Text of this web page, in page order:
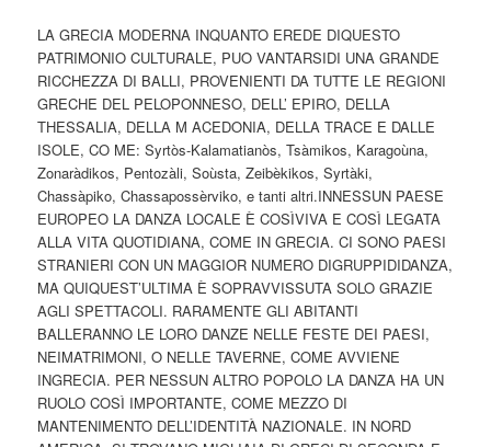
LA GRECIA MODERNA INQUANTO EREDE DIQUESTO
PATRIMONIO CULTURALE, PUO VANTARSIDI UNA GRANDE
RICCHEZZA DI BALLI, PROVENIENTI DA TUTTE LE REGIONI
GRECHE DEL PELOPONNESO, DELL’ EPIRO, DELLA
THESSALIA, DELLA M ACEDONIA, DELLA TRACE E DALLE
ISOLE, CO ME: Syrtòs-Kalamatianòs, Tsàmikos, Karagoùna,
Zonaràdikos, Pentozàli, Soùsta, Zeibèkikos, Syrtàki,
Chassàpiko, Chassapossèrviko, e tanti altri.INNESSUN PAESE
EUROPEO LA DANZA LOCALE È COSÌVIVA E COSÌ LEGATA
ALLA VITA QUOTIDIANA, COME IN GRECIA. CI SONO PAESI
STRANIERI CON UN MAGGIOR NUMERO DIGRUPPIDIDANZA,
MA QUIQUEST’ULTIMA È SOPRAVVISSUTA SOLO GRAZIE
AGLI SPETTACOLI. RARAMENTE GLI ABITANTI
BALLERANNO LE LORO DANZE NELLE FESTE DEI PAESI,
NEIMATRIMONI, O NELLE TAVERNE, COME AVVIENE
INGRECIA. PER NESSUN ALTRO POPOLO LA DANZA HA UN
RUOLO COSÌ IMPORTANTE, COME MEZZO DI
MANTENIMENTO DELL’IDENTITÀ NAZIONALE. IN NORD